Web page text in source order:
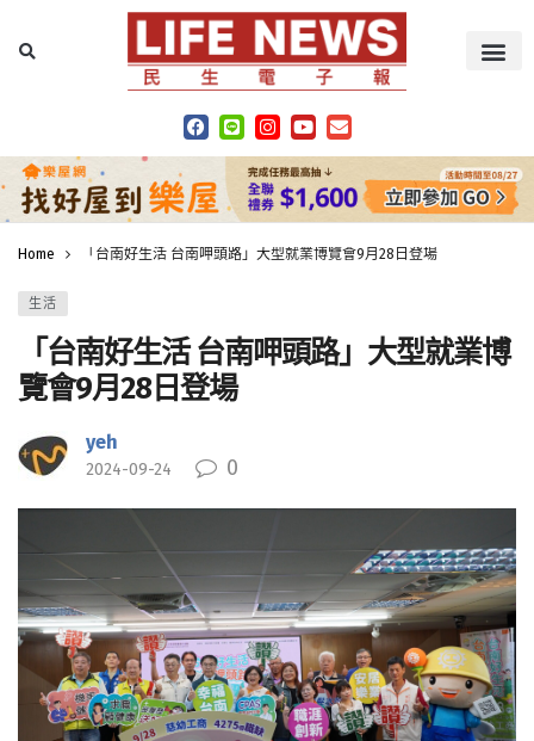
Home 「台南好生活 台南呷頭路」大型就業博覽會9月28日登場
生活
「台南好生活 台南呷頭路」大型就業博
覽會9月28日登場
yeh
2024-09-24 0